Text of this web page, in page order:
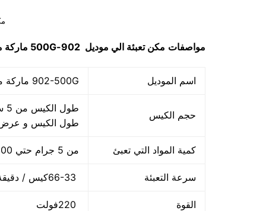
مواصفات مكن تعبئة الي موديل 902-500G
اسم الموديل 902-500G ماركة مهندس منسي
حجم الكيس
طول الكيس و
كمية المواد التي تعبئ من 5 جرام حتي 500 جرام و يمكن تعديله حتي 500 جرام
سرعة التعبئة
القوة